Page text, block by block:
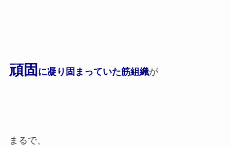
頑固 に凝り固まっていた筋組織が
まるで、